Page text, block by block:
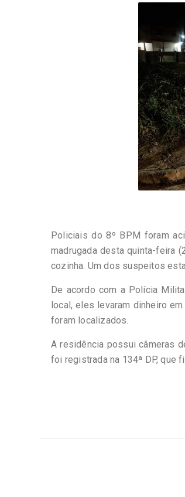
Policiais do 8º BPM foram
madrugada desta quinta-feira
cozinha. Um dos suspeitos
De acordo com a Polícia
local, eles levaram dinheiro
foram localizados.
A residência possui câmeras
foi registrada na 134ª DP, que